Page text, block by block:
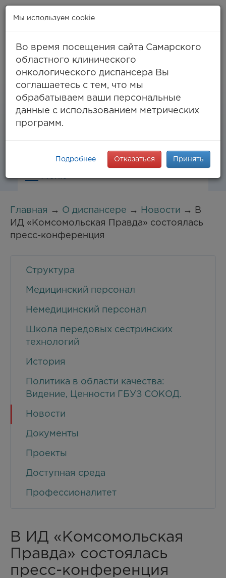
Самара, ул. Солнечная, 50
(тел. единый call-центр),
994-03-99факс
info@samaraonko.ru
Главная → О диспансере → Новости → В
ИД «Комсомольская Правда» состоялась
пресс-конференция
Структура
Медицинский персонал
Немедицинский персонал
Школа передовых сестринских
технологий
История
Политика в области качества:
Видение, Ценности ГБУЗ СОКОД.
Новости
Документы
Проекты
Доступная среда
Профессионалитет
В ИД «Комсомольская
Правда» состоялась
пресс-конференция
Мы используем cookie
Во время посещения сайта Самарского
областного клинического
онкологического диспансера Вы
соглашаетесь с тем, что мы
обрабатываем ваши персональные
данные с использованием метрических
программ.
Подробнее Отказаться Принять